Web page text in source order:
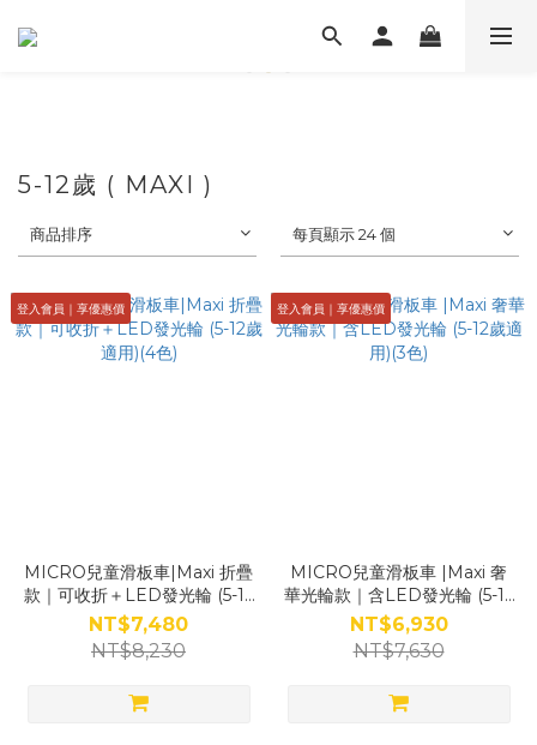
5-12歲 ( MAXI )
商品排序 每頁顯示 24 個
登入會員｜享優惠價
MICRO兒童滑板車|Maxi 折疊
款｜可收折＋LED發光輪 (5-12
歲適用)(4色)
NT$7,480
NT$8,230
登入會員｜享優惠價
MICRO兒童滑板車 |Maxi 奢
華光輪款｜含LED發光輪 (5-12
歲適用)(3色)
NT$6,930
NT$7,630